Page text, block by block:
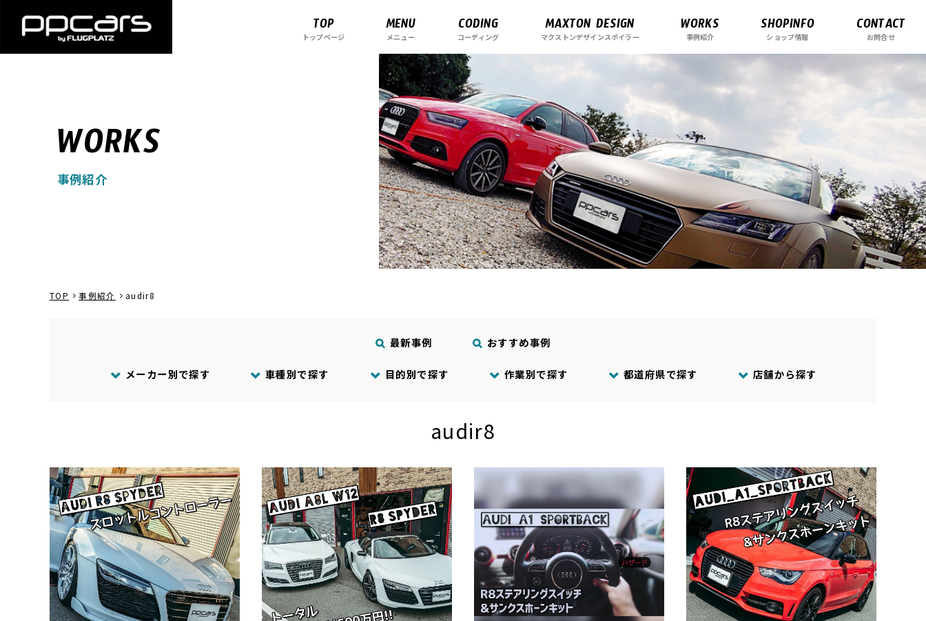
TOP
トップページ MENU
メニュー CODING
コーディング MAXTON DESIGN
マクストンデザインスポイラー WORKS
事例紹介 SHOPINFO
ショップ情報 CONTACT
お問合せ
WORKS
事例紹介
TOP 事例紹介 audir8
最新事例 おすすめ事例
メーカー別で探す 車種別で探す 目的別で探す 作業別で探す 都道府県で探す 店舗から探す
audir8